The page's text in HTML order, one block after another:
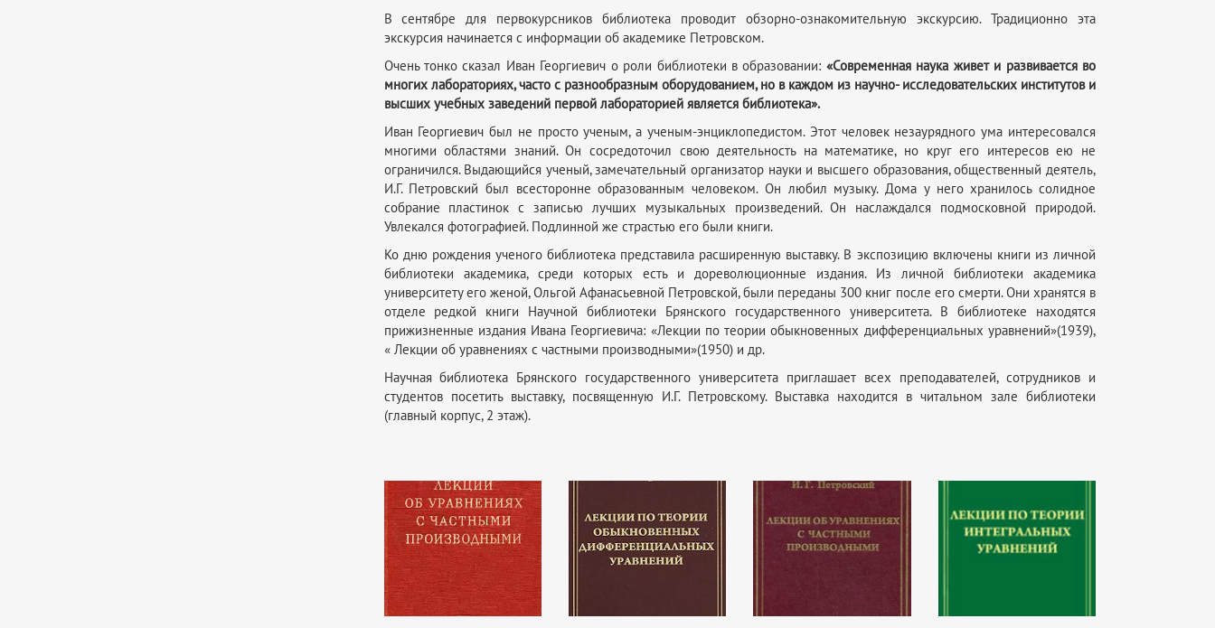
В сентябре для первокурсников библиотека проводит обзорно-ознакомительную экскурсию. Традиционно эта
экскурсия начинается с информации об академике Петровском.
Очень тонко сказал Иван Георгиевич о роли библиотеки в образовании: «Современная наука живет и развивается во
многих лабораториях, часто с разнообразным оборудованием, но в каждом из научно- исследовательских институтов и
высших учебных заведений первой лабораторией является библиотека».
Иван Георгиевич был не просто ученым, а ученым-энциклопедистом. Этот человек незаурядного ума интересовался
многими областями знаний. Он сосредоточил свою деятельность на математике, но круг его интересов ею не
ограничился. Выдающийся ученый, замечательный организатор науки и высшего образования, общественный деятель,
И.Г. Петровский был всесторонне образованным человеком. Он любил музыку. Дома у него хранилось солидное
собрание пластинок с записью лучших музыкальных произведений. Он наслаждался подмосковной природой.
Увлекался фотографией. Подлинной же страстью его были книги.
Ко дню рождения ученого библиотека представила расширенную выставку. В экспозицию включены книги из личной
библиотеки академика, среди которых есть и дореволюционные издания. Из личной библиотеки академика
университету его женой, Ольгой Афанасьевной Петровской, были переданы 300 книг после его смерти. Они хранятся в
отделе редкой книги Научной библиотеки Брянского государственного университета. В библиотеке находятся
прижизненные издания Ивана Георгиевича: «Лекции по теории обыкновенных дифференциальных уравнений»(1939),
« Лекции об уравнениях с частными производными»(1950) и др.
Научная библиотека Брянского государственного университета приглашает всех преподавателей, сотрудников и
студентов посетить выставку, посвященную И.Г. Петровскому. Выставка находится в читальном зале библиотеки
(главный корпус, 2 этаж).